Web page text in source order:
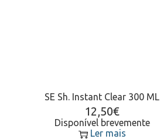
SE Sh. Instant Clear 300 ML
12,50€
Disponível brevemente
Ler mais